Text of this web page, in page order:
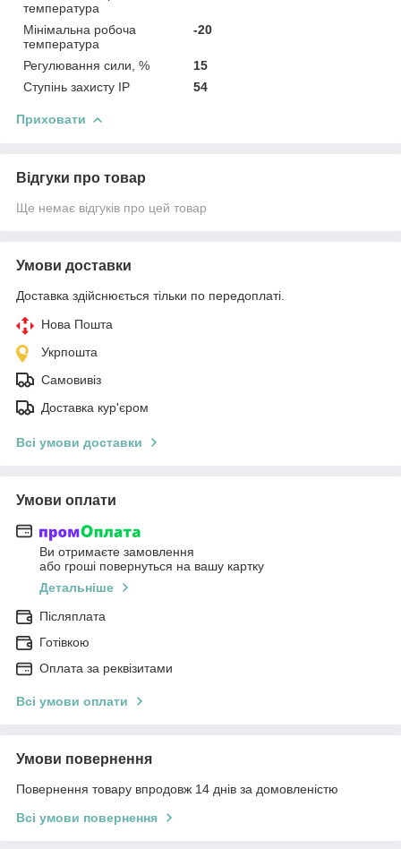
температура
Мінімальна робоча
температура
-20
Регулювання сили, %
15
Ступінь захисту IP
54
Приховати
Відгуки про товар
Ще немає відгуків про цей товар
Умови доставки
Доставка здійснюється тільки по передоплаті.
Нова Пошта
Укрпошта
Самовивіз
Доставка кур'єром
Всі умови доставки
Умови оплати
Ви отримаєте замовлення
або гроші повернуться на вашу картку
Детальніше
Післяплата
Готівкою
Оплата за реквізитами
Всі умови оплати
Умови повернення
Повернення товару впродовж 14 днів за домовленістю
Всі умови повернення